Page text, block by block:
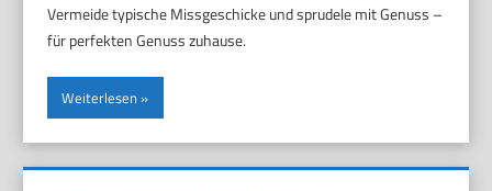
Vermeide typische Missgeschicke und sprudele mit Genuss –
für perfekten Genuss zuhause.
Weiterlesen